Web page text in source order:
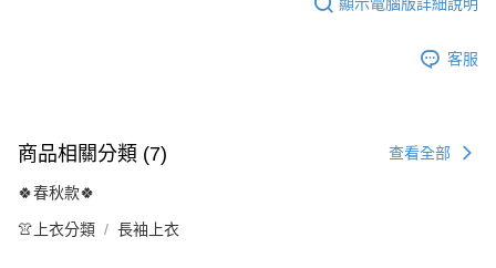
客服
商品相關分類 (7) 查看全部
🍀春秋款🍀
👚上衣分類 長袖上衣